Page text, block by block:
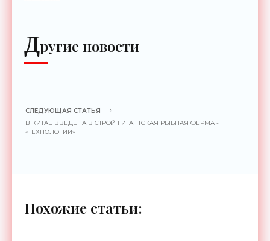
Другие новости
СЛЕДУЮЩАЯ СТАТЬЯ
В КИТАЕ ВВЕДЕНА В СТРОЙ ГИГАНТСКАЯ РЫБНАЯ ФЕРМА -
«ТЕХНОЛОГИИ»
Похожие статьи: